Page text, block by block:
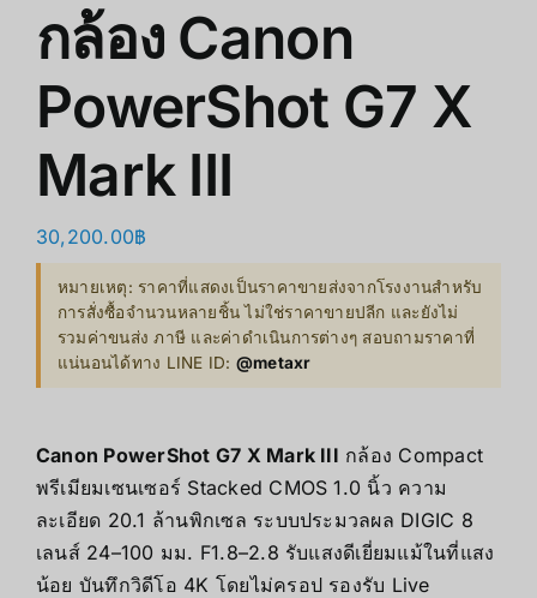
กล้อง Canon
PowerShot G7 X
Mark III
30,200.00฿
หมายเหตุ: ราคาที่แสดงเป็นราคาขายส่งจากโรงงานสำหรับ
การสั่งซื้อจำนวนหลายชิ้น ไม่ใช่ราคาขายปลีก และยังไม่
รวมค่าขนส่ง ภาษี และค่าดำเนินการต่างๆ สอบถามราคาที่
แน่นอนได้ทาง LINE ID: @metaxr
Canon PowerShot G7 X Mark III กล้อง Compact
พรีเมียมเซนเซอร์ Stacked CMOS 1.0 นิ้ว ความ
ละเอียด 20.1 ล้านพิกเซล ระบบประมวลผล DIGIC 8
เลนส์ 24–100 มม. F1.8–2.8 รับแสงดีเยี่ยมแม้ในที่แสง
น้อย บันทึกวิดีโอ 4K โดยไม่ครอป รองรับ Live